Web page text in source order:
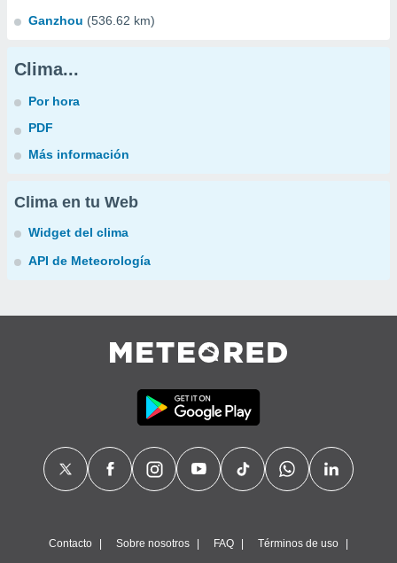
Ganzhou (536.62 km)
Clima...
Por hora
PDF
Más información
Clima en tu Web
Widget del clima
API de Meteorología
Contacto Sobre nosotros FAQ Términos de uso